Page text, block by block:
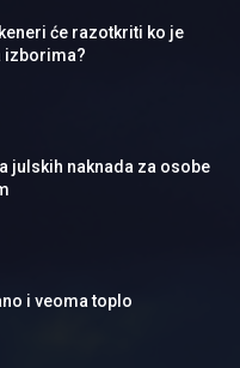
će razotkriti ko je
izborima?
julskih naknada za osobe
i veoma toplo